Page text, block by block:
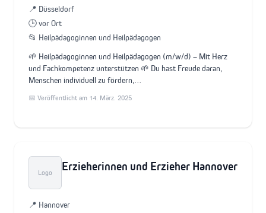
📍 Düsseldorf
🕒 vor Ort
📂 Heilpädagoginnen und Heilpädagogen
🌱 Heilpädagoginnen und Heilpädagogen (m/w/d) – Mit Herz
und Fachkompetenz unterstützen 🌱 Du hast Freude daran,
Menschen individuell zu fördern,…
📅 Veröffentlicht am 14. März. 2025
Logo Erzieherinnen und Erzieher Hannover
📍 Hannover